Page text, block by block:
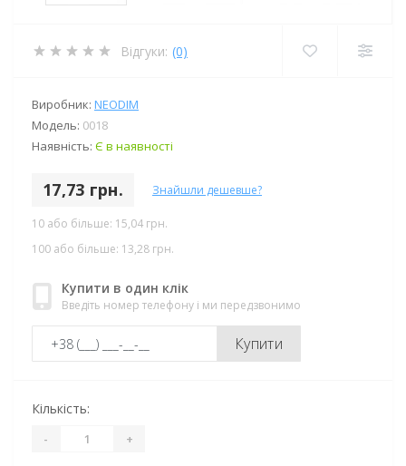
Відгуки: (0)
Виробник: NEODIM
Модель: 0018
Наявність: Є в наявності
17,73 грн. Знайшли дешевше?
10 або більше: 15,04 грн.
100 або більше: 13,28 грн.
Купити в один клік
Введіть номер телефону і ми передзвонимо
Купити
Кількість:
- +